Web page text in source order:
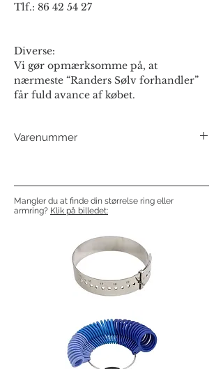
Tlf.: 86 42 54 27
Diverse:
Vi gør opmærksomme på, at
nærmeste “Randers Sølv forhandler”
får fuld avance af købet.
Varenummer
Mangler du at finde din størrelse ring eller
armring? Klik på billedet: